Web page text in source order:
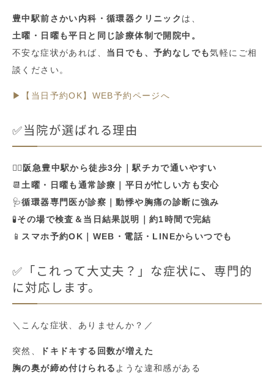
豊中駅前さかい内科・循環器クリニック は、
土曜・日曜も平日と同じ診療体制で開院中。
不安な症状があれば、 当日でも、予約なしでも気軽にご相
談ください。
▶【当日予約OK】WEB予約ページへ
✅当院が選ばれる理由
🚶‍♀️ 阪急豊中駅から徒歩3分｜駅チカで通いやすい
📆 土曜・日曜も通常診療｜平日が忙しい方も安心
🩺循環器専門医が診察｜動悸や胸痛の診断に強み
🧪その場で検査＆当日結果説明｜約1時間で完結
📱 スマホ予約OK｜WEB・電話・LINEからいつでも
✅「これって大丈夫？」な症状に、専門的
に対応します。
＼こんな症状、ありませんか？／
突然、
ドキドキする回数が増えた
胸の奥が締め付けられる ような違和感がある